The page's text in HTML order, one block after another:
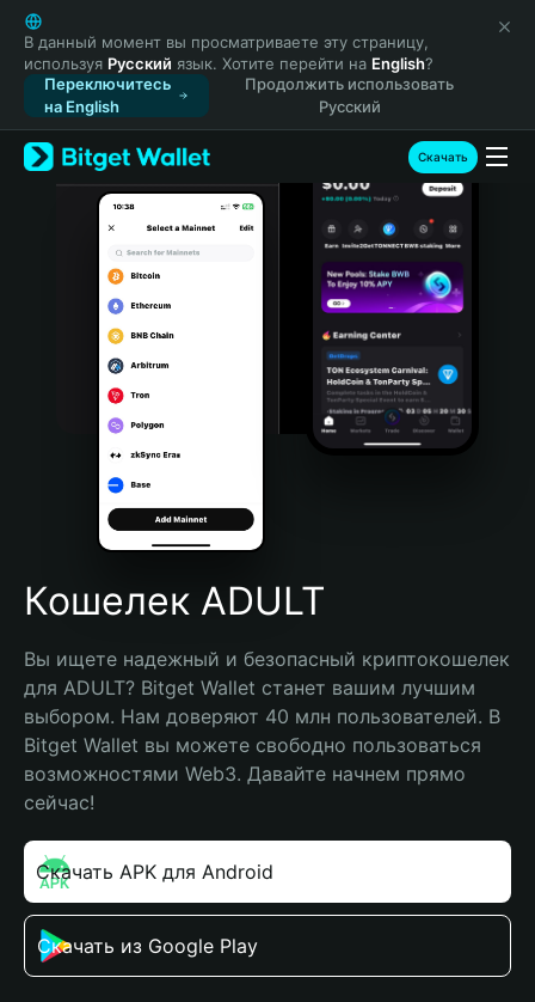
English
日本語
Tiếng Việt
Русский
Español (Latinoamérica)
Türkçe
Italiano
Português (Portugal)
Bahasa Indonesia
Português (Brasil)
Español (Argentina)
В данный момент вы просматриваете эту страницу,
используя Русский язык. Хотите перейти на English?
Переключитесь
на English
Продолжить использовать
Русский
Скачать
Кошелек ADULT
Вы ищете надежный и безопасный криптокошелек
для ADULT? Bitget Wallet станет вашим лучшим
выбором. Нам доверяют 40 млн пользователей. В
Bitget Wallet вы можете свободно пользоваться
возможностями Web3. Давайте начнем прямо
сейчас!
Скачать APK для Android
Скачать из Google Play